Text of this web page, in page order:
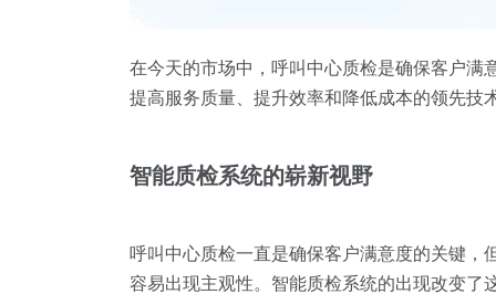
在今天的市场中，呼叫中心质检是确保客户满
提高服务质量、提升效率和降低成本的领先技
智能质检系统的崭新视野
呼叫中心质检一直是确保客户满意度的关键
容易出现主观性。智能质检系统的出现改变了